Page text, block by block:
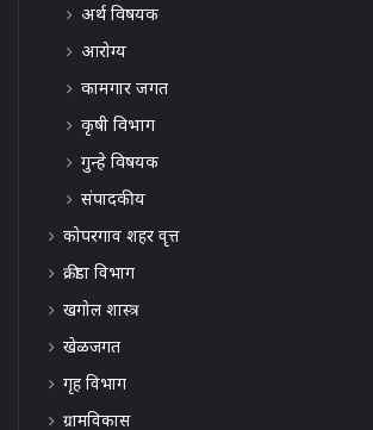
अर्थ विषयक
आरोग्य
कामगार जगत
कृषी विभाग
गुन्हे विषयक
संपादकीय
कोपरगाव शहर वृत्त
क्रीडा विभाग
खगोल शास्त्र
खेळजगत
गृह विभाग
ग्रामविकास